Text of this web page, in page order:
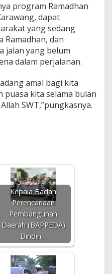
program Ramadhan
dapat
yang sedang
Ramadhan, dan
jalan yang belum
dalam perjalanan.
amal bagi kita
puasa kita selama bulan
SWT,”pungkasnya.
Kepala Badan
Perencanaan
Pembangunan
Daerah (BAPPEDA)
Dindin…